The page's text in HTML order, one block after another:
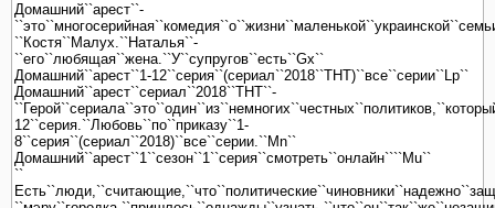
Домашний``арест``-
``Костя``Малух.``Наталья``-
``его``любящая``жена.``У``супругов``есть``Gx``
Домашний``арест``1-12``серия``(сериал``2018``ТНТ)``все``серии``Lp``
Домашний``арест``сериал``2018``ТНТ``-
12``серия.``Любовь``по``приказу``1-
8``серия``(сериал``2018)``все``серии.``Mn``
Домашний``арест``1``сезон``1``серия``смотреть``онлайн````Mu``
``